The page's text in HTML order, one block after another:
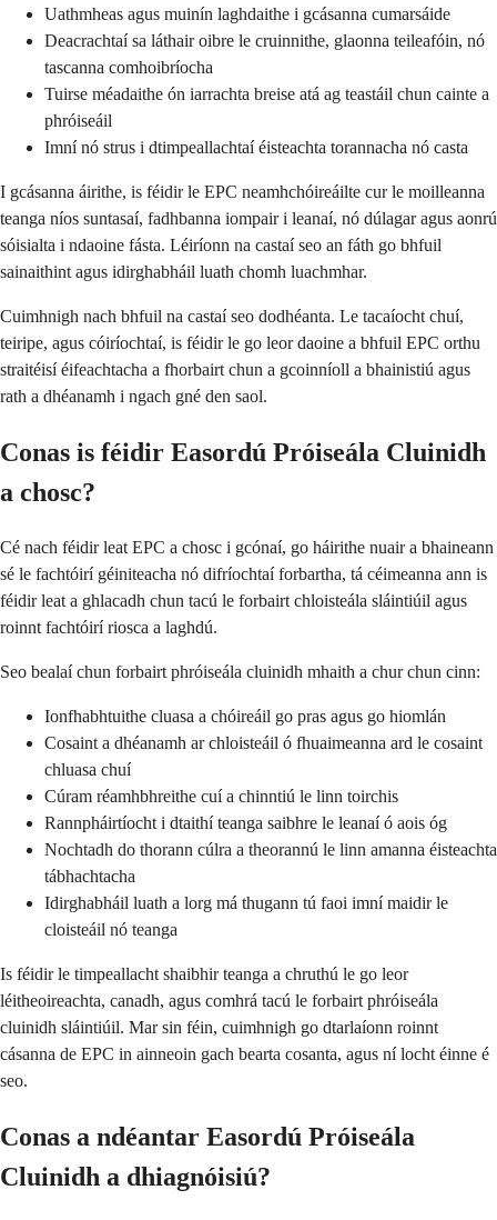
Uathmheas agus muinín laghdaithe i gcásanna cumarsáide
Deacrachtaí sa láthair oibre le cruinnithe, glaonna teileafóin, nó
tascanna comhoibríocha
Tuirse méadaithe ón iarrachta breise atá ag teastáil chun cainte a
phróiseáil
Imní nó strus i dtimpeallachtaí éisteachta torannacha nó casta
I gcásanna áirithe, is féidir le EPC neamhchóireáilte cur le moilleanna
teanga níos suntasaí, fadhbanna iompair i leanaí, nó dúlagar agus aonrú
sóisialta i ndaoine fásta. Léiríonn na castaí seo an fáth go bhfuil
sainaithint agus idirghabháil luath chomh luachmhar.
Cuimhnigh nach bhfuil na castaí seo dodhéanta. Le tacaíocht chuí,
teiripe, agus cóiríochtaí, is féidir le go leor daoine a bhfuil EPC orthu
straitéisí éifeachtacha a fhorbairt chun a gcoinníoll a bhainistiú agus
rath a dhéanamh i ngach gné den saol.
Conas is féidir Easordú Próiseála Cluinidh
a chosc?
Cé nach féidir leat EPC a chosc i gcónaí, go háirithe nuair a bhaineann
sé le fachtóirí géiniteacha nó difríochtaí forbartha, tá céimeanna ann is
féidir leat a ghlacadh chun tacú le forbairt chloisteála sláintiúil agus
roinnt fachtóirí riosca a laghdú.
Seo bealaí chun forbairt phróiseála cluinidh mhaith a chur chun cinn:
Ionfhabhtuithe cluasa a chóireáil go pras agus go hiomlán
Cosaint a dhéanamh ar chloisteáil ó fhuaimeanna ard le cosaint
chluasa chuí
Cúram réamhbhreithe cuí a chinntiú le linn toirchis
Rannpháirtíocht i dtaithí teanga saibhre le leanaí ó aois óg
Nochtadh do thorann cúlra a theorannú le linn amanna éisteachta
tábhachtacha
Idirghabháil luath a lorg má thugann tú faoi imní maidir le
cloisteáil nó teanga
Is féidir le timpeallacht shaibhir teanga a chruthú le go leor
léitheoireachta, canadh, agus comhrá tacú le forbairt phróiseála
cluinidh sláintiúil. Mar sin féin, cuimhnigh go dtarlaíonn roinnt
cásanna de EPC in ainneoin gach bearta cosanta, agus ní locht éinne é
seo.
Conas a ndéantar Easordú Próiseála
Cluinidh a dhiagnóisiú?